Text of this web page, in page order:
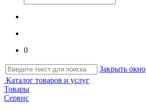
0
Закрыть окно
Каталог товаров и услуг
Товары
Сервис